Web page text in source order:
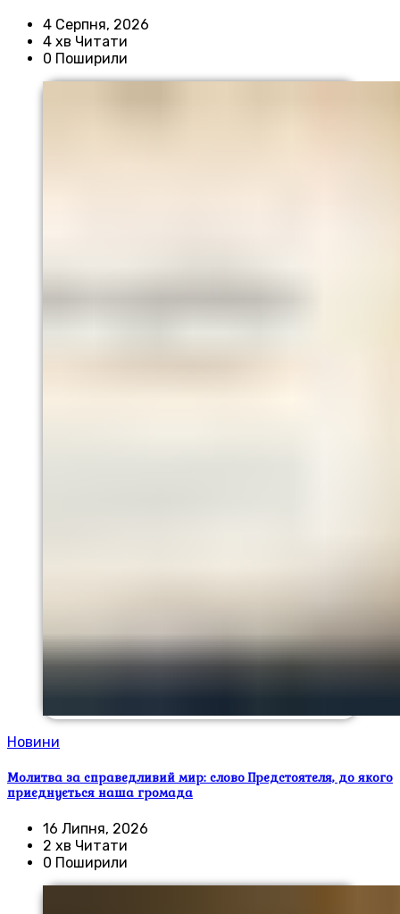
4 Серпня, 2026
4 хв Читати
0 Поширили
Новини
Молитва за справедливий мир: слово Предстоятеля, до якого
приєднується наша громада
16 Липня, 2026
2 хв Читати
0 Поширили